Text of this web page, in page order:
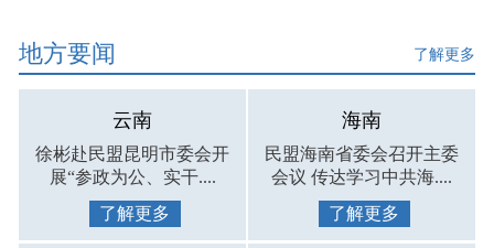
地方要闻 了解更多
云南
徐彬赴民盟昆明市委会开
展“参政为公、实干....
了解更多
海南
民盟海南省委会召开主委
会议 传达学习中共海....
了解更多